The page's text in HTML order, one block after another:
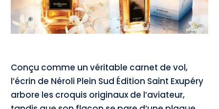
Conçu comme un véritable carnet de vol,
l’écrin de Néroli Plein Sud Édition Saint Exupéry
arbore les croquis originaux de l’aviateur,